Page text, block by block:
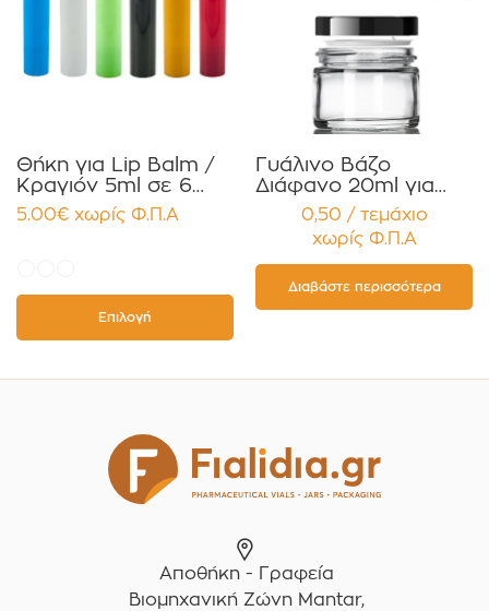
Θήκη για Lip Balm /
Κραγιόν 5ml σε 6
χρώματα Πακέτο
10τεμ.
5.00€ χωρίς Φ.Π.Α
Επιλογή
Γυάλινο Βάζο
Διάφανο 20ml για
Κρέμες και
Κηραλοιφές με
Μαύρο Γυαλιστερό
Καπάκι Παρέμβυσμα
Συσκευασία 12
τεμαχίων
0,50 / τεμάχιο
χωρίς Φ.Π.Α
Διαβάστε περισσότερα
Αποθήκη - Γραφεία
Βιομηχανική Ζώνη Mantar,